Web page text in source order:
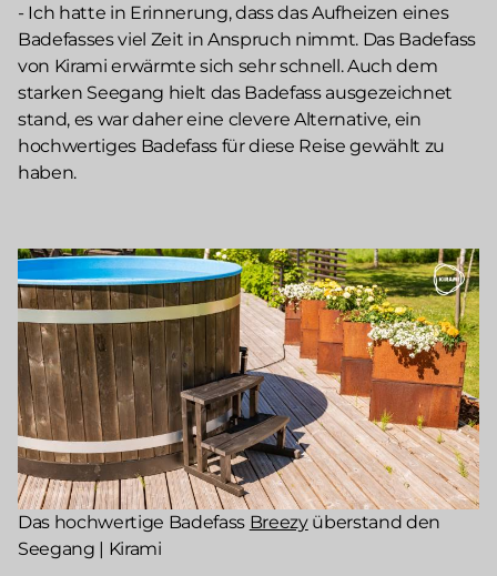
- Ich hatte in Erinnerung, dass das Aufheizen eines
Badefasses viel Zeit in Anspruch nimmt. Das Badefass
von Kirami erwärmte sich sehr schnell. Auch dem
starken Seegang hielt das Badefass ausgezeichnet
stand, es war daher eine clevere Alternative, ein
hochwertiges Badefass für diese Reise gewählt zu
haben.
Das hochwertige Badefass Breezyüberstand den
Seegang | Kirami